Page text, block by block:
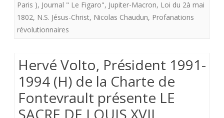
un
Paris ), Journal " Le Figaro", Jupiter-Macron, Loi du 2à mai
1802, N.S. Jésus-Christ, Nicolas Chaudun, Profanations
révolutionnaires
Hervé Volto, Président 1991-
1994 (H) de la Charte de
Fontevrault présente LE
SACRE DE LOUIS XVII